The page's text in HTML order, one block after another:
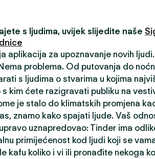
s ljudima, uvijek slijedite naše
aplikacija za upoznavanje novih
problema. Od putovanja do
s ljudima o stvarima u kojima
s kim ćete razigravati publiku na
je stalo do klimatskih promjena
znamo kako spajati ljude. Vaš
uznapredovao: Tinder ima
primijećenost kod ljudi koji se
kafu koliko i vi ili pronađite nekoga